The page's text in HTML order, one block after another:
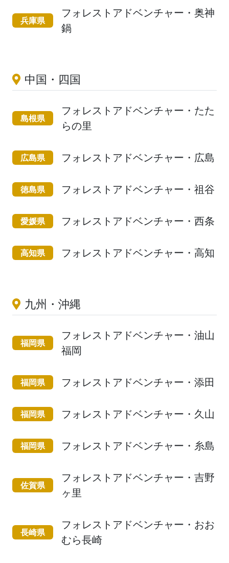
兵庫県
フォレストアドベンチャー・奥神
鍋
中国・四国
島根県
フォレストアドベンチャー・たた
らの里
広島県 フォレストアドベンチャー・広島
徳島県 フォレストアドベンチャー・祖谷
愛媛県 フォレストアドベンチャー・西条
高知県 フォレストアドベンチャー・高知
九州・沖縄
福岡県
フォレストアドベンチャー・油山
福岡
福岡県 フォレストアドベンチャー・添田
福岡県 フォレストアドベンチャー・久山
福岡県 フォレストアドベンチャー・糸島
佐賀県
フォレストアドベンチャー・吉野
ヶ里
長崎県
フォレストアドベンチャー・おお
むら長崎